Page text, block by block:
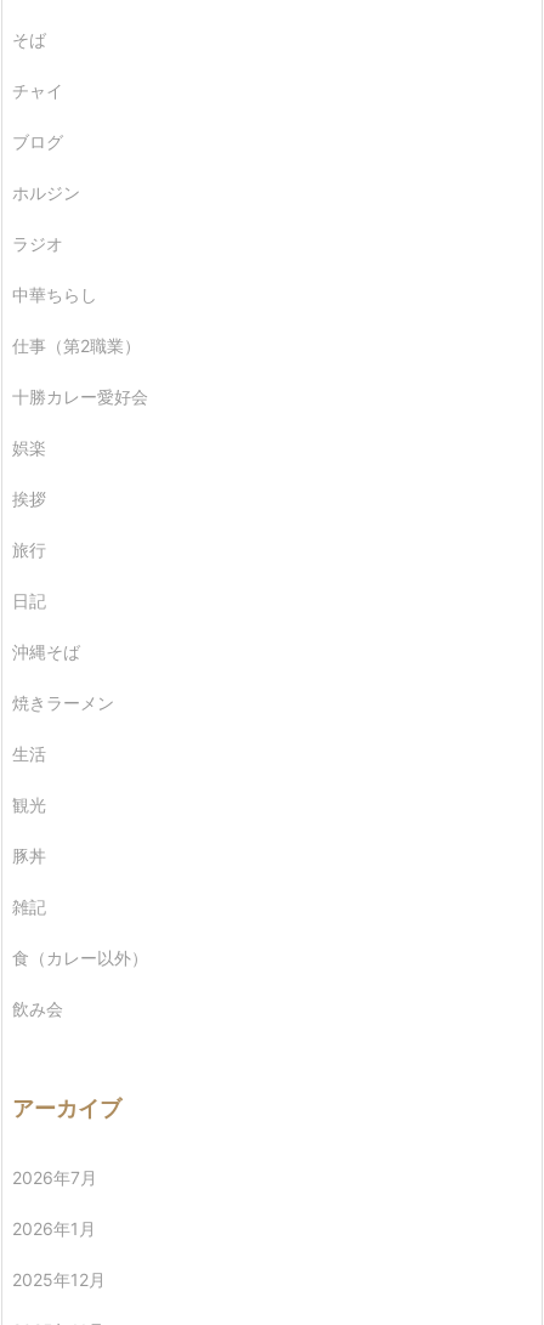
そば
チャイ
ブログ
ホルジン
ラジオ
中華ちらし
仕事（第2職業）
十勝カレー愛好会
娯楽
挨拶
旅行
日記
沖縄そば
焼きラーメン
生活
観光
豚丼
雑記
食（カレー以外）
飲み会
アーカイブ
2026年7月
2026年1月
2025年12月